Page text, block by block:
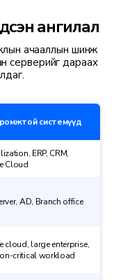
ангилал
ачааллын шинж
серверийг дараах
системүүд
ERP, CRM,
Cloud
AD, Branch office
cloud, large enterprise,
critical workload